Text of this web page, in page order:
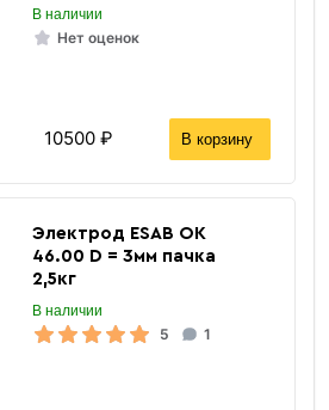
В наличии
Нет оценок
10500 ₽ В корзину
Электрод ESAB ОК
46.00 D = 3мм пачка
2,5кг
В наличии
5 1